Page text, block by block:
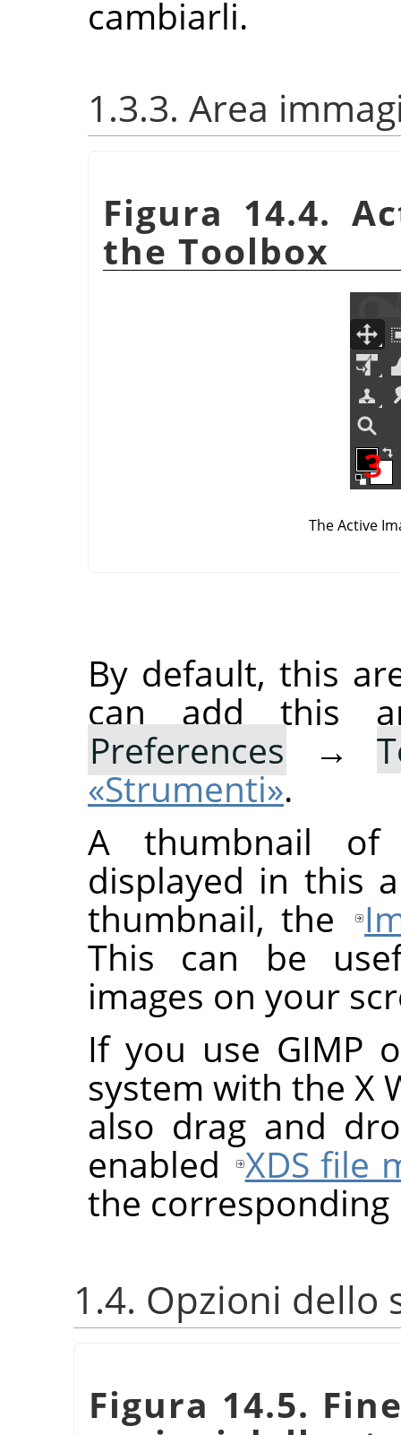
cambiarli.
1.3.3. Area
Figura 14.4.
the Toolbox
The Active
By default, this
can add this
Preferences →
«Strumenti».
A thumbnail
displayed in this
thumbnail, the
This can be
images on your
If you use GIMP
system with the X
also drag and
enabled XDS file
the corresponding
1.4. Opzioni dello
Figura 14.5.